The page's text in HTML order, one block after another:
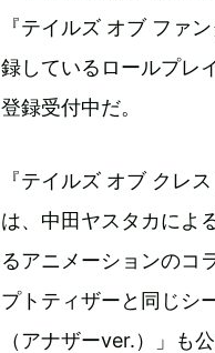
『テイルズ オブ ファ
録しているロールプレ
登録受付中だ。
『テイルズ オブ クレ
は、中田ヤスタカによ
るアニメーションのコ
プトティザーと同じシ
（アナザーver.）」も